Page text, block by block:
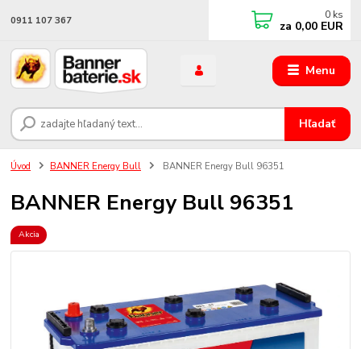
Menu
Hľadať
0911 107 367 0 ks
za 0,00 EUR
Úvod BANNER Energy Bull BANNER Energy Bull 96351
BANNER Energy Bull 96351
Akcia